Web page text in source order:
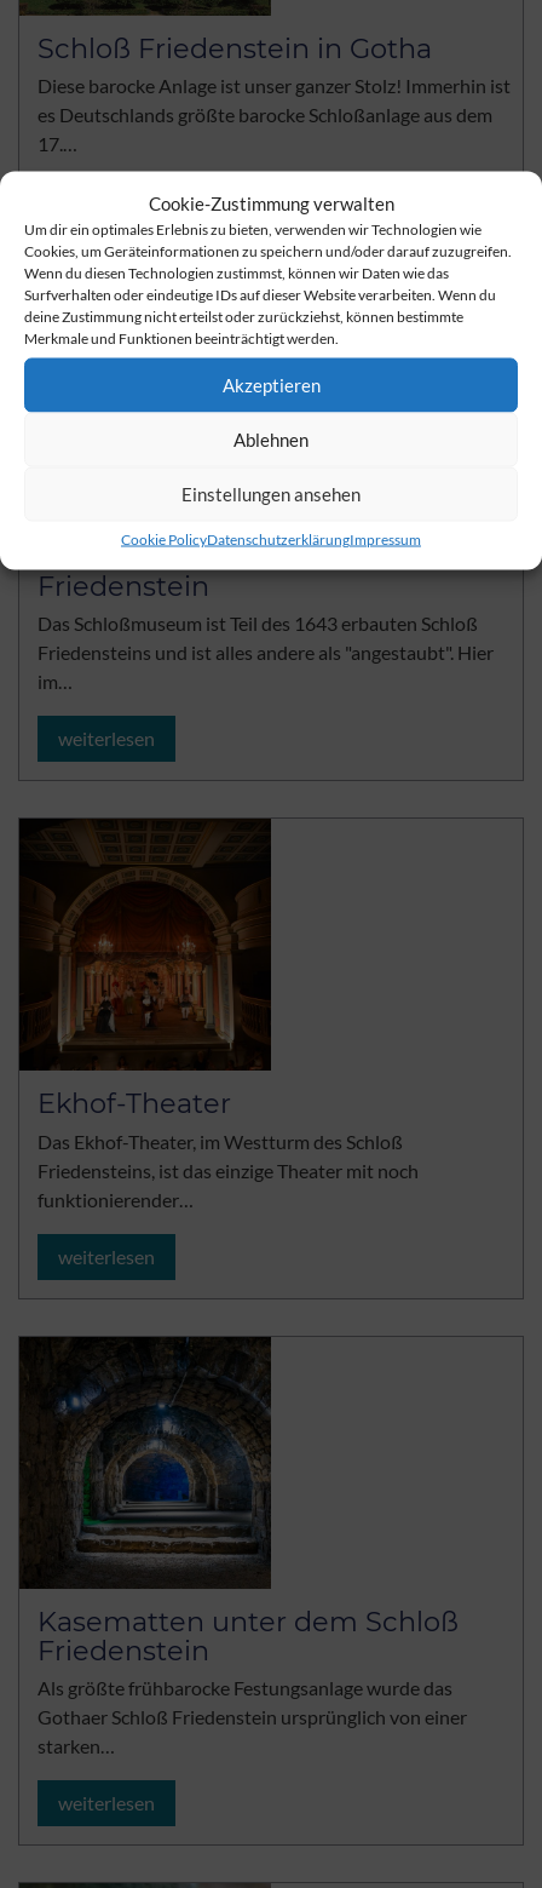
Cookie-Zustimmung verwalten
Um dir ein optimales Erlebnis zu bieten, verwenden wir Technologien wie
Cookies, um Geräteinformationen zu speichern und/oder darauf zuzugreifen.
Wenn du diesen Technologien zustimmst, können wir Daten wie das
Surfverhalten oder eindeutige IDs auf dieser Website verarbeiten. Wenn du
deine Zustimmung nicht erteilst oder zurückziehst, können bestimmte
Merkmale und Funktionen beeinträchtigt werden.
Akzeptieren
Ablehnen
Einstellungen ansehen
Cookie PolicyDatenschutzerklärungImpressum
Schloß Friedenstein in Gotha
Diese barocke Anlage ist unser ganzer Stolz! Immerhin ist
es Deutschlands größte barocke Schloßanlage aus dem
17.…
weiterlesen
Schloßmuseum im Schloß
Friedenstein
Das Schloßmuseum ist Teil des 1643 erbauten Schloß
Friedensteins und ist alles andere als "angestaubt". Hier
im…
weiterlesen
Ekhof-Theater
Das Ekhof-Theater, im Westturm des Schloß
Friedensteins, ist das einzige Theater mit noch
funktionierender…
weiterlesen
Kasematten unter dem Schloß
Friedenstein
Als größte frühbarocke Festungsanlage wurde das
Gothaer Schloß Friedenstein ursprünglich von einer
starken…
weiterlesen